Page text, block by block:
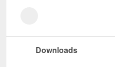
Downloads